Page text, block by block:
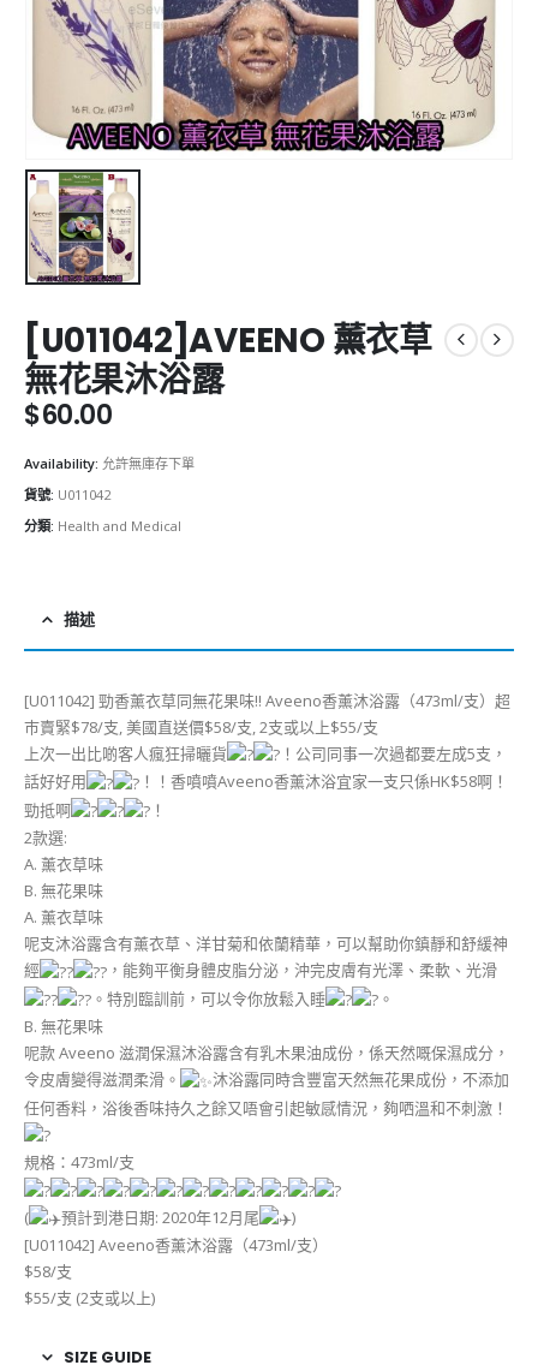
[U011042]AVEENO 薰衣草
無花果沐浴露
$60.00
Availability: 允許無庫存下單
貨號: U011042
分類: Health and Medical
描述
[U011042] 勁香薰衣草同無花果味!! Aveeno香薰沐浴露（473ml/支）超
巿賣緊$78/支, 美國直送價$58/支, 2支或以上$55/支
上次一出比啲客人瘋狂掃曬貨
！公司同事一次過都要左成5支，
話好好用
！！香噴噴Aveeno香薰沐浴宜家一支只係HK$58啊！
勁抵啊
！
2款選:
A. 薰衣草味
B. 無花果味
A. 薰衣草味
呢支沐浴露含有薰衣草、洋甘菊和依蘭精華，可以幫助你鎮靜和舒緩神
經
，能夠平衡身體皮脂分泌，沖完皮膚有光澤、柔軟、光滑
。特別臨訓前，可以令你放鬆入睡
。
B. 無花果味
呢款 Aveeno 滋潤保濕沐浴露含有乳木果油成份，係天然嘅保濕成分，
令皮膚變得滋潤柔滑。
沐浴露同時含豐富天然無花果成份，不添加
任何香料，浴後香味持久之餘又唔會引起敏感情況，夠哂溫和不刺激！
規格：473ml/支
( 預計到港日期: 2020年12月尾
)
[U011042] Aveeno香薰沐浴露（473ml/支）
$58/支
$55/支 (2支或以上)
SIZE GUIDE